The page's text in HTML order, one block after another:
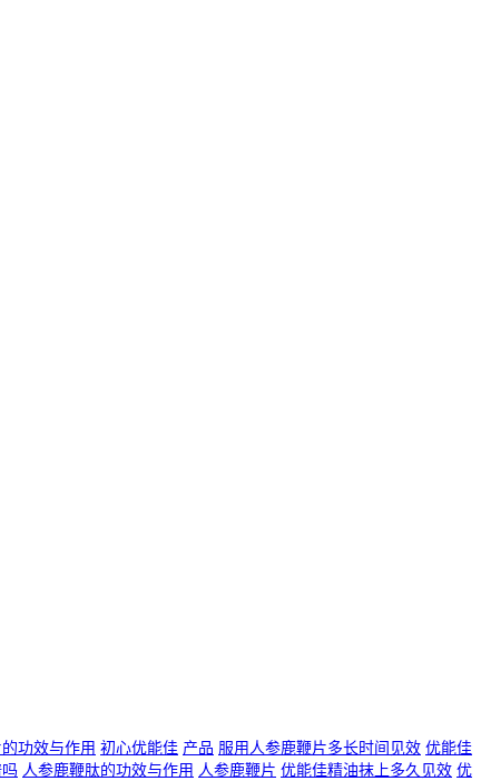
功效与作用 初心优能佳 产品 服用人参鹿鞭片多长时间见效 优能佳
人参鹿鞭肽的功效与作用 人参鹿鞭片 优能佳精油抹上多久见效 优